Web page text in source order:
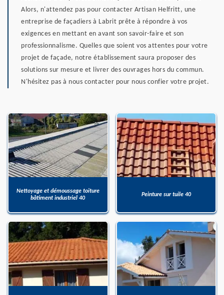
Alors, n'attendez pas pour contacter Artisan Helfritt, une
entreprise de façadiers à Labrit prête à répondre à vos
exigences en mettant en avant son savoir-faire et son
professionnalisme. Quelles que soient vos attentes pour votre
projet de façade, notre établissement saura proposer des
solutions sur mesure et livrer des ouvrages hors du commun.
N'hésitez pas à nous contacter pour nous confier votre projet.
Nettoyage et démoussage toiture
bâtiment industriel 40
Peinture sur tuile 40